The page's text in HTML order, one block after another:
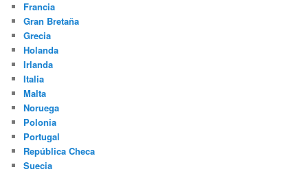
Francia
Gran Bretaña
Grecia
Holanda
Irlanda
Italia
Malta
Noruega
Polonia
Portugal
República Checa
Suecia